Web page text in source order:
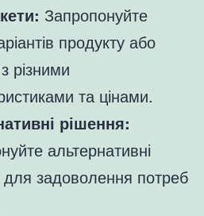
Запропонуйте
продукту або
різними
та цінами.
рішення:
альтернативні
для задоволення потреб